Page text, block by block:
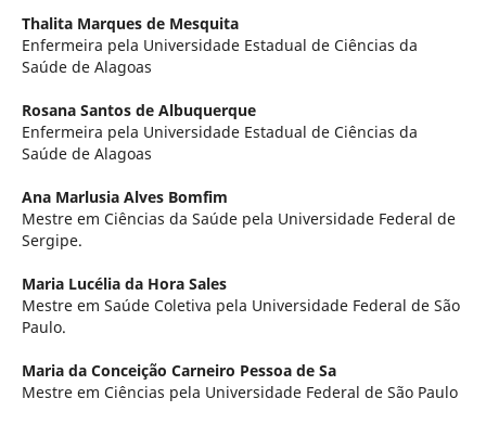
Thalita Marques de Mesquita
Enfermeira pela Universidade Estadual de Ciências da
Saúde de Alagoas
Rosana Santos de Albuquerque
Enfermeira pela Universidade Estadual de Ciências da
Saúde de Alagoas
Ana Marlusia Alves Bomfim
Mestre em Ciências da Saúde pela Universidade Federal de
Sergipe.
Maria Lucélia da Hora Sales
Mestre em Saúde Coletiva pela Universidade Federal de São
Paulo.
Maria da Conceição Carneiro Pessoa de Sa
Mestre em Ciências pela Universidade Federal de São Paulo